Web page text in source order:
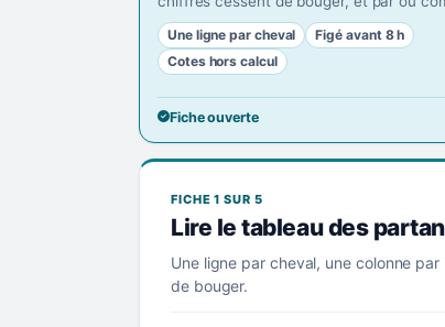
Une ligne par cheval
Figé avant 8 h
Cotes hors calcul
Fiche ouverte
FICHE 1 SUR 5
Lire le tableau des
Une ligne par cheval, une colonne
de bouger.